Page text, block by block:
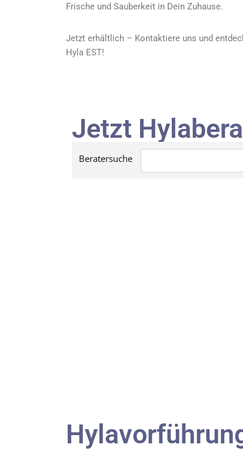
Frische und Sauberkeit in Dein Zuhause.
Jetzt erhältlich – Kontaktiere uns und
Hyla EST!
Jetzt
Beratersuche